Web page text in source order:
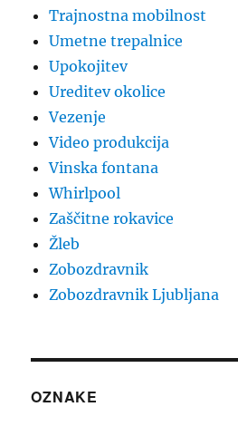
Trajnostna mobilnost
Umetne trepalnice
Upokojitev
Ureditev okolice
Vezenje
Video produkcija
Vinska fontana
Whirlpool
Zaščitne rokavice
Žleb
Zobozdravnik
Zobozdravnik Ljubljana
OZNAKE